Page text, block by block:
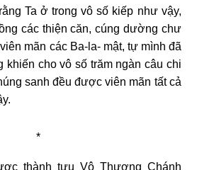
Ta ở trong vô số kiếp như vậy,
các thiện căn, cúng dường chư
mãn các Ba-la- mật, tự mình đã
khiến cho vô số trăm ngàn câu chi
sanh đều được viên mãn tất cả
*
thành tựu Vô Thượng Chánh